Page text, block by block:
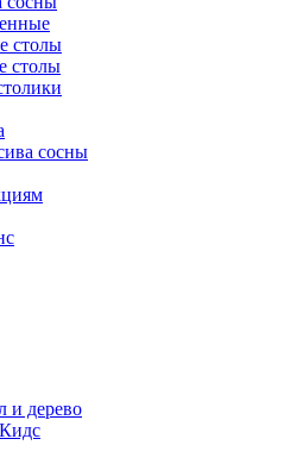
столы
столы
сосны
и дерево